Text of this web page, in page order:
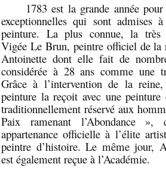
1783 est la grande année pour
exceptionnelles qui sont admises
peinture. La plus connue, la très
Vigée Le Brun, peintre officiel de la
Antoinette dont elle fait de
considérée à 28 ans comme une
Grâce à l’intervention de la
peinture la reçoit avec une peinture
traditionnellement réservé aux
Paix ramenant l’Abondance »,
appartenance officielle à l’élite
peintre d’histoire. Le même jour,
est également reçue à l’Académie.